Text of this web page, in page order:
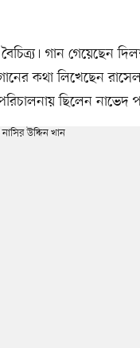
গান গেয়েছেন
কথা লিখেছেন
ছিলেন নাভেদ